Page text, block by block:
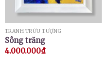
TRANH TRỪU TƯỢNG
Sông trăng
4.000.000₫